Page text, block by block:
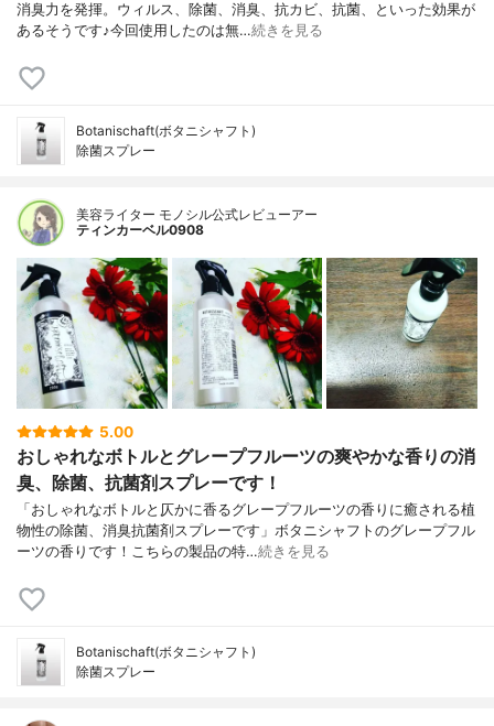
消臭力を発揮。ウィルス、除菌、消臭、抗カビ、抗菌、といった効果が
あるそうです♪今回使用したのは無…続きを見る
Botanischaft(ボタニシャフト)
除菌スプレー
美容ライター モノシル公式レビューアー
ティンカーベル0908
5.00
おしゃれなボトルとグレープフルーツの爽やかな香りの消
臭、除菌、抗菌剤スプレーです！
「おしゃれなボトルと仄かに香るグレープフルーツの香りに癒される植
物性の除菌、消臭抗菌剤スプレーです」ボタニシャフトのグレープフル
ーツの香りです！こちらの製品の特…続きを見る
Botanischaft(ボタニシャフト)
除菌スプレー